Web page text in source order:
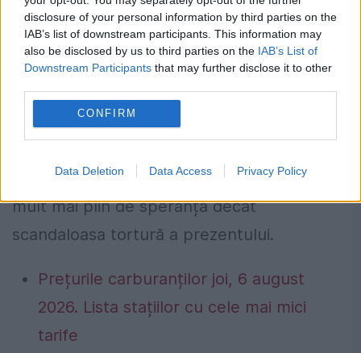
disclosure of your personal information by third parties on the
IAB’s list of downstream participants. This information may
also be disclosed by us to third parties on the IAB’s List of
Downstream Participants that may further disclose it to other
CONFIRM
Data Deletion Data Access Privacy Policy
Dimpotrivă, un NU ar putea măcar deschide
posibilitatea ca Grecia, cu lunga ei tradiție
democratică, să-și ia destinul în propriile
mâini. Grecia ar putea câștiga oportunitatea
nu atât de prosper ca trecutul, este cu
mult mai plin de speranță decât
scandaloasa tortură a prezentului.
Prețurile carburanților joi, 6 august
2026. Lista stațiilor cu cele mai mici
tarife